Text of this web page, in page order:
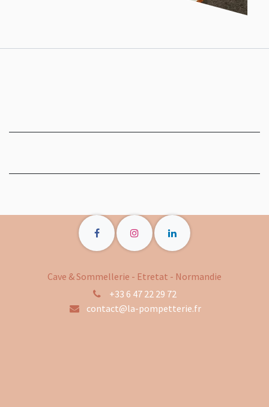
Cave & Sommellerie - Etretat - Normandie
+33 6 47 22 29 72
contact@la-pompetterie.fr